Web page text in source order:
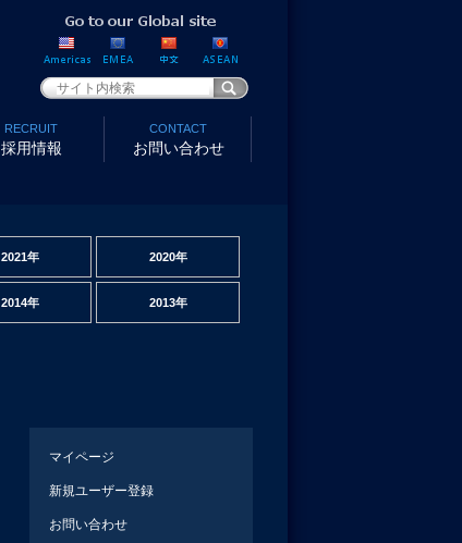
RECRUIT
採用情報
CONTACT
お問い合わせ
2021年 2020年
2014年 2013年
マイページ
新規ユーザー登録
お問い合わせ